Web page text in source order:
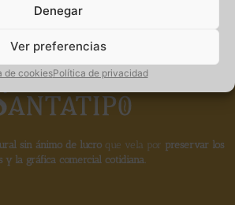
Denegar
Ver preferencias
de cookiesPolítica de privacidad
sin ánimo de lucroque vela por preservar los
y la gráfica comercial cotidiana.